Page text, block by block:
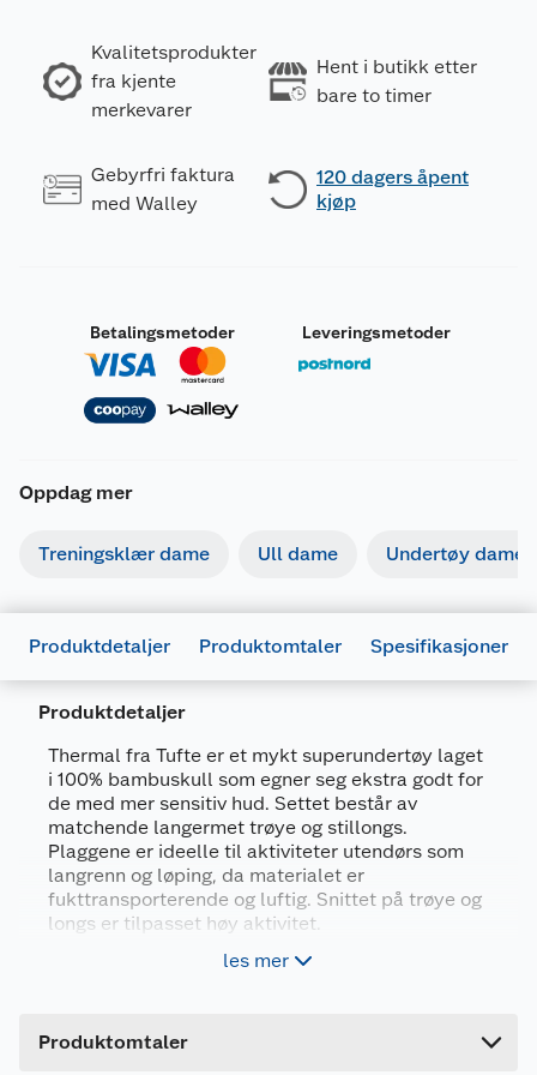
Kvalitetsprodukter
fra kjente
merkevarer
Hent i butikk etter
bare to timer
Gebyrfri faktura
med Walley
120 dagers åpent
kjøp
Betalingsmetoder Leveringsmetoder
Oppdag mer
Treningsklær dame Ull dame Undertøy dame
Produktdetaljer Produktomtaler Spesifikasjoner
Produktdetaljer
Thermal fra Tufte er et mykt superundertøy laget
i 100% bambuskull som egner seg ekstra godt for
de med mer sensitiv hud. Settet består av
matchende langermet trøye og stillongs.
Plaggene er ideelle til aktiviteter utendørs som
langrenn og løping, da materialet er
fukttransporterende og luftig. Snittet på trøye og
longs er tilpasset høy aktivitet.
Mykt materiale i 100% bambuskull.
Vaffelstrikket med sømmer plassert utenom
les mer
Produktomtaler
Artikkelnummer
7071812152242
Leverandørens artikkelnummer
6920-197-05
Størrelse
Farge
BLÅ